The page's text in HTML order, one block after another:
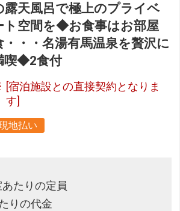
露天風呂で極上のプライベ
ト空間を◆お食事はお部屋
・・・名湯有馬温泉を贅沢に
喫◆2食付
[宿泊施設との直接契約となりま
す]
地払い
たりの定員
りの代金